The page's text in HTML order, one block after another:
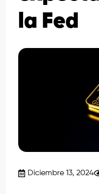
la Fed
Diciembre 13, 2024